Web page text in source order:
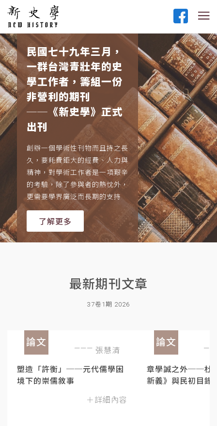
民國七十九年三月，
一群台灣青壯年的史
學工作者，籌組一份
非營利的期刊
──《新史學》正式
出刊
創辦一個學術性刊物而且持之長
久，要耗費鉅大的經費、人力與
精神，對學術工作者是一項艱辛
的考驗，除了參與者的熱忱外，
更需要學界廣泛而長期的支持
了解更多
最新期刊文章
37卷1期 2026
論文
張慧清
塑造「許衡」──元代儒學困
境下的崇儒敘事
＋詳細內容
論文
章學誠之外──杜
新義》與民初目錄